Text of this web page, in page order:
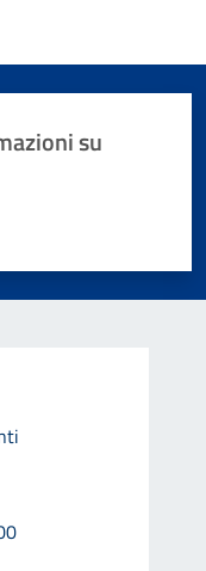
su